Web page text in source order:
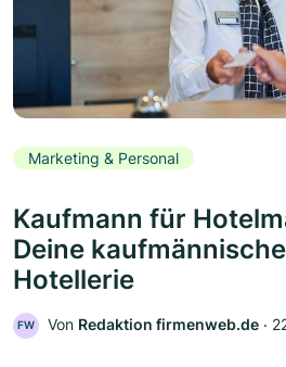
Marketing & Personal
Kaufmann für
Deine
Hotellerie
FW Von Redaktion firmenweb.de ‧